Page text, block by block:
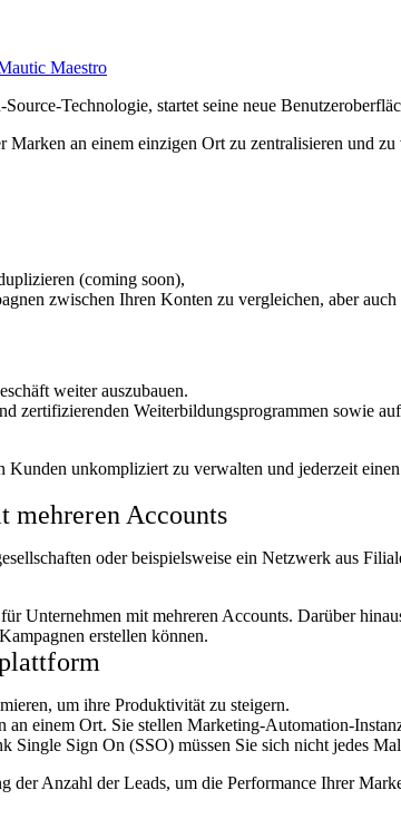
Maestro
Technologie, startet seine neue
Marken an einem einzigen Ort zu zentralisieren und
(coming soon),
zwischen Ihren Konten zu vergleichen, aber
weiter auszubauen.
zertifizierenden Weiterbildungsprogrammen sowie auf
unkompliziert zu verwalten und jederzeit
Accounts
oder beispielsweise ein Netzwerk aus
Unternehmen mit mehreren Accounts. Darüber
erstellen können.
um ihre Produktivität zu steigern.
einem Ort. Sie stellen Marketing-Automation-
Single Sign On (SSO) müssen Sie sich nicht jedes
Anzahl der Leads, um die Performance Ihrer